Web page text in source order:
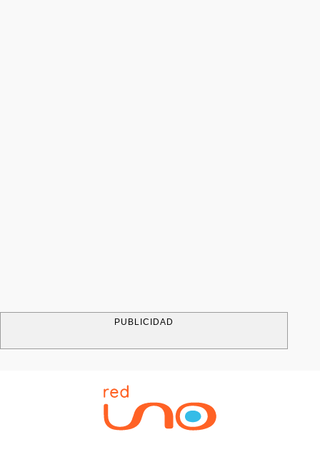
PUBLICIDAD